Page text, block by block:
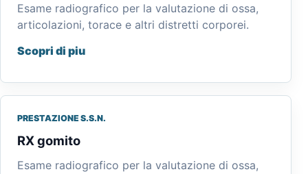
Esame radiografico per la valutazione di ossa,
articolazioni, torace e altri distretti corporei.
Scopri di piu
PRESTAZIONE S.S.N.
RX gomito
Esame radiografico per la valutazione di ossa,